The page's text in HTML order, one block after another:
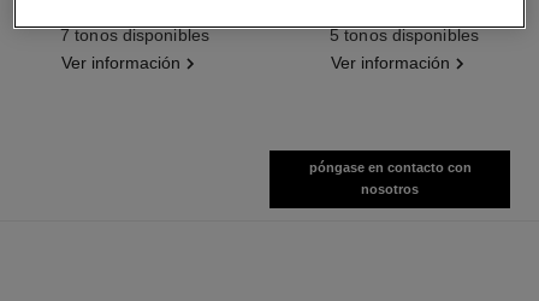
Ref. 169060
7 tonos disponibles
Ver información
Ref. 168242
5 tonos disponibles
Ver información
póngase en contacto con
nosotros